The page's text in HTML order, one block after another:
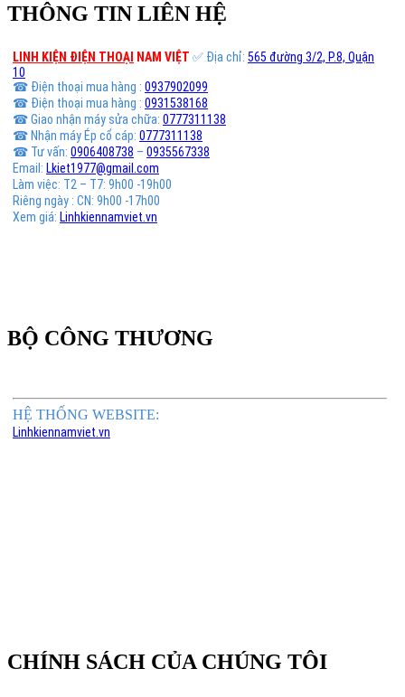
THÔNG TIN LIÊN HỆ
LINH KIỆN ĐIỆN THOẠI NAM VIỆT ✅ Địa chỉ: 565 đường 3/2, P.8, Quận
10
☎ Điện thoại mua hàng : 0937902099
☎ Điện thoại mua hàng : 0931538168
☎ Giao nhận máy sửa chữa: 0777311138
☎ Nhận máy Ép cổ cáp: 0777311138
☎ Tư vấn: 0906408738 – 0935567338
Email: Lkiet1977@gmail.com
Làm việc: T2 – T7: 9h00 -19h00
Riêng ngày : CN: 9h00 -17h00
Xem giá: Linhkiennamviet.vn
BỘ CÔNG THƯƠNG
HỆ THỐNG WEBSITE:
Linhkiennamviet.vn
CHÍNH SÁCH CỦA CHÚNG TÔI